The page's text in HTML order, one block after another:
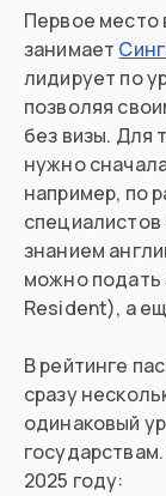
Первое место
занимает
лидирует по
позволяя
без визы. Для
нужно
например, по
знанием
можно
Resident), а
В рейтинге
сразу
одинаковый
2025 году: